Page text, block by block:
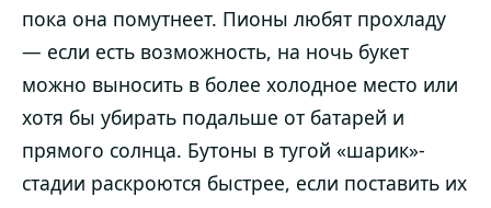
пока она помутнеет. Пионы любят прохладу
— если есть возможность, на ночь букет
можно выносить в более холодное место или
хотя бы убирать подальше от батарей и
прямого солнца. Бутоны в тугой «шарик»-
стадии раскроются быстрее, если поставить их